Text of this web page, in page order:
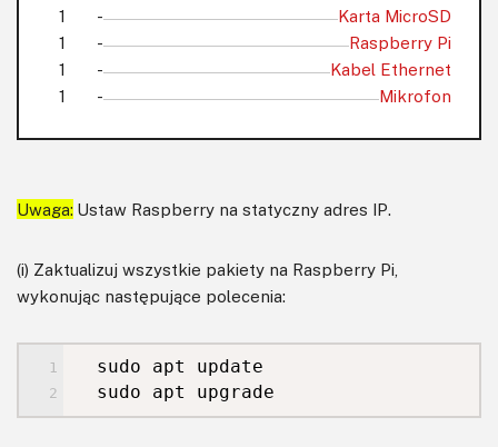
1
-
Karta MicroSD
1
-
Raspberry Pi
1
-
Kabel Ethernet
1
- Mikrofon
Uwaga: Ustaw Raspberry na statyczny adres IP.
(i) Zaktualizuj wszystkie pakiety na Raspberry Pi,
wykonując następujące polecenia:
sudo apt update
sudo apt upgrade